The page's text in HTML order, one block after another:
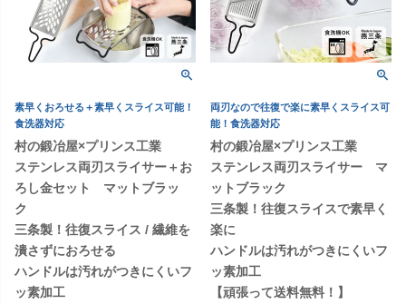
素早くおろせる＋素早くスライス可能！
食洗器対応
村の鍛冶屋×プリンス工業
ステンレス両刃スライサー＋お
ろし金セット マットブラッ
ク
三条製！往復スライス / 繊維を
潰さずにおろせる
ハンドルは汚れがつきにくいフ
ッ素加工
両刃なので往復で楽に素早くスライス可
能！食洗器対応
村の鍛冶屋×プリンス工業
ステンレス両刃スライサー マ
ットブラック
三条製！往復スライスで素早く
楽に
ハンドルは汚れがつきにくいフ
ッ素加工
【頑張って送料無料！】